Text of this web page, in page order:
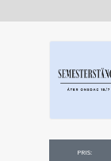
PRIS: